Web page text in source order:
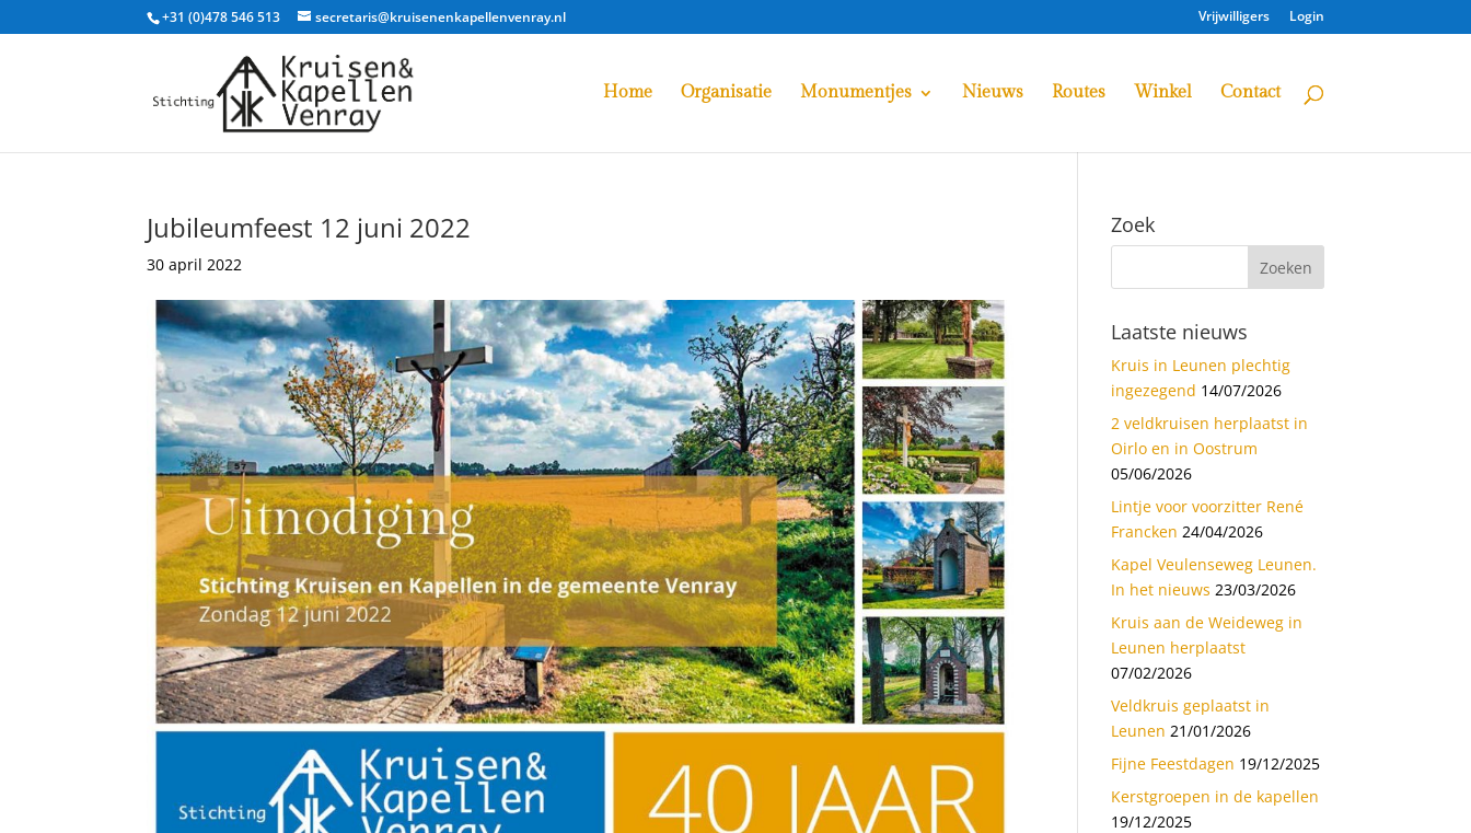
+31 (0)478 546 513 secretaris@kruisenenkapellenvenray.nl Vrijwilligers Login
Home Organisatie Monumentjes Nieuws Routes Winkel Contact
Jubileumfeest 12 juni 2022
30 april 2022
Zoek
Laatste nieuws
Kruis in Leunen plechtig
ingezegend 14/07/2026
2 veldkruisen herplaatst in
Oirlo en in Oostrum
05/06/2026
Lintje voor voorzitter René
Francken 24/04/2026
Kapel Veulenseweg Leunen.
In het nieuws 23/03/2026
Kruis aan de Weideweg in
Leunen herplaatst
07/02/2026
Veldkruis geplaatst in
Leunen 21/01/2026
Fijne Feestdagen 19/12/2025
Kerstgroepen in de kapellen
19/12/2025